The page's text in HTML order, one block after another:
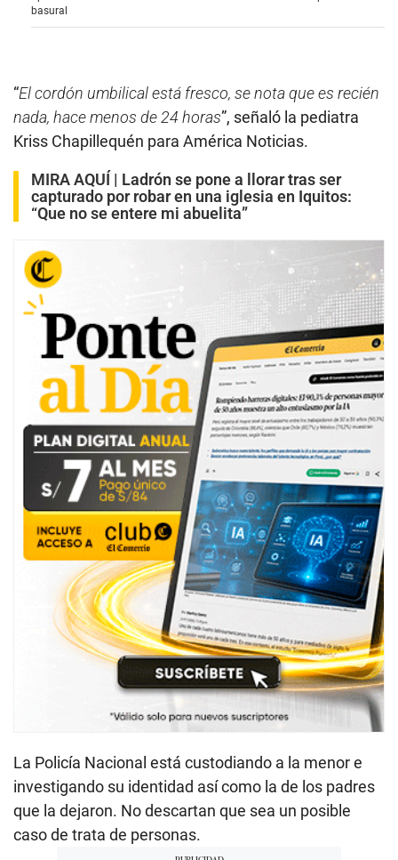
s
e
s
f
2
m
n
u
t
e
2
s
e
c
o
basural
“El cordón umbilical está fresco, se nota que es recién
nada, hace menos de 24 horas”, señaló la pediatra
Kriss Chapillequén para América Noticias.
MIRA AQUÍ | Ladrón se pone a llorar tras ser
capturado por robar en una iglesia en Iquitos:
“Que no se entere mi abuelita”
La Policía Nacional está custodiando a la menor e
investigando su identidad así como la de los padres
que la dejaron. No descartan que sea un posible
caso de trata de personas.